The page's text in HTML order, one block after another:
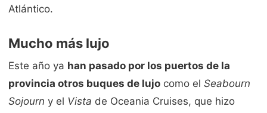
Atlántico.
Mucho más lujo
Este año ya han pasado por los puertos de la
provincia otros buques de lujo como el Seabourn
Sojourn y el Vista de Oceania Cruises, que hizo